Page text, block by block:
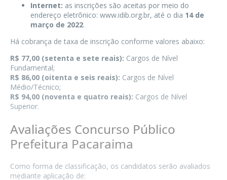
Internet: as inscrições são aceitas por meio do
endereço eletrônico: www.idib.org.br, até o dia 14 de
março de 2022.
Há cobrança de taxa de inscrição conforme valores abaixo:
R$ 77,00 (setenta e sete reais): Cargos de Nível
Fundamental;
R$ 86,00 (oitenta e seis reais): Cargos de Nível
Médio/Técnico;
R$ 94,00 (noventa e quatro reais): Cargos de Nível
Superior.
Avaliações Concurso Público
Prefeitura Pacaraima
Como forma de classificação, os candidatos serão avaliados
mediante aplicação de: